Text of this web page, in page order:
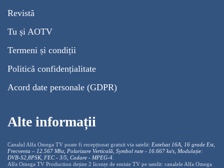
Revistă
Tu și AOTV
Termeni și condiții
Politică confidențialitate
Acord date personale (GDPR)
Alte informații
Canalul Alfa Omega TV poate fi recepționat gratuit via satelit: Eutelsat 16A, 16 grade Est,
Frecventa – 12.567 Mhz, Polarizare Verticală, Symbol rate - 16.667 ks/s, Modulație:
DVB-S2,8PSK, FEC - 3/5, Codare - MPEG-4
Alfa Omega TV Production deține 2 licențe de emisie TV pe satelit: canalele Alfa Omega